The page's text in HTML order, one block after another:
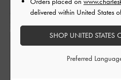
delivered within United States
SHOP UNITED STATES
Preferred